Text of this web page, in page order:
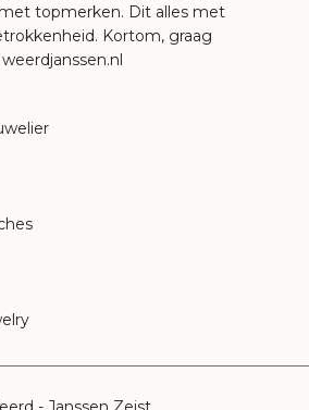
topmerken. Dit alles met
Kortom, graag
weerdjanssen.nl